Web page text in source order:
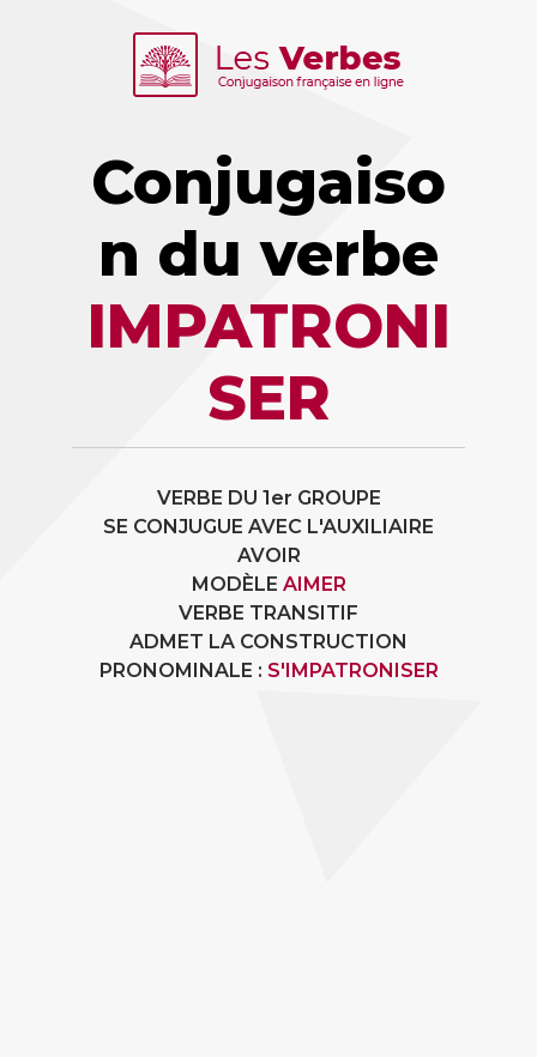
Conjugaiso
n du verbe
IMPATRONI
SER
VERBE DU 1er GROUPE
SE CONJUGUE AVEC L'AUXILIAIRE
AVOIR
MODÈLE AIMER
VERBE TRANSITIF
ADMET LA CONSTRUCTION
PRONOMINALE : S'IMPATRONISER